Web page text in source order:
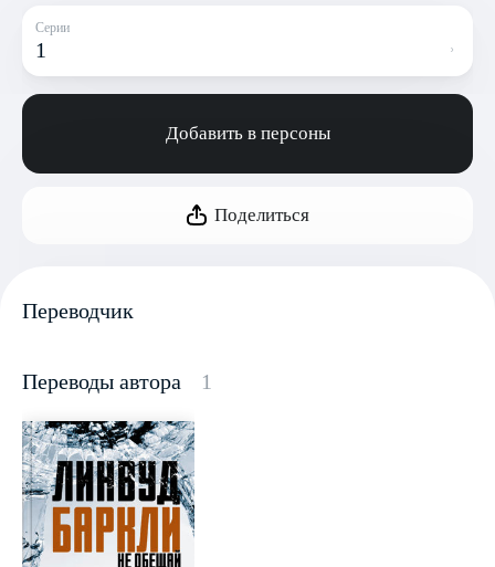
Серии
1
Добавить в персоны
Поделиться
Переводчик
Переводы автора 1